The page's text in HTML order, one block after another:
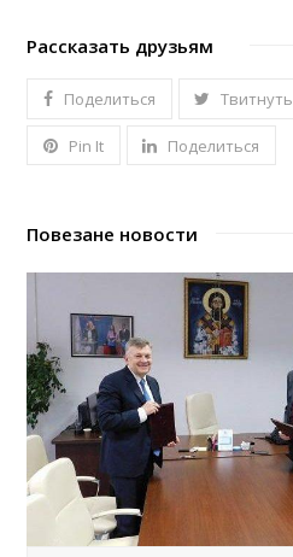
Рассказать друзьям
Поделиться Твитнуть
Pin It Поделиться
Повезане новости